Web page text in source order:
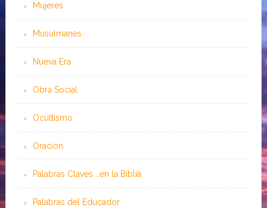
Mujeres
Musulmanes
Nueva Era
Obra Social
Ocultismo
Oración
Palabras Claves …en la Biblia
Palabras del Educador